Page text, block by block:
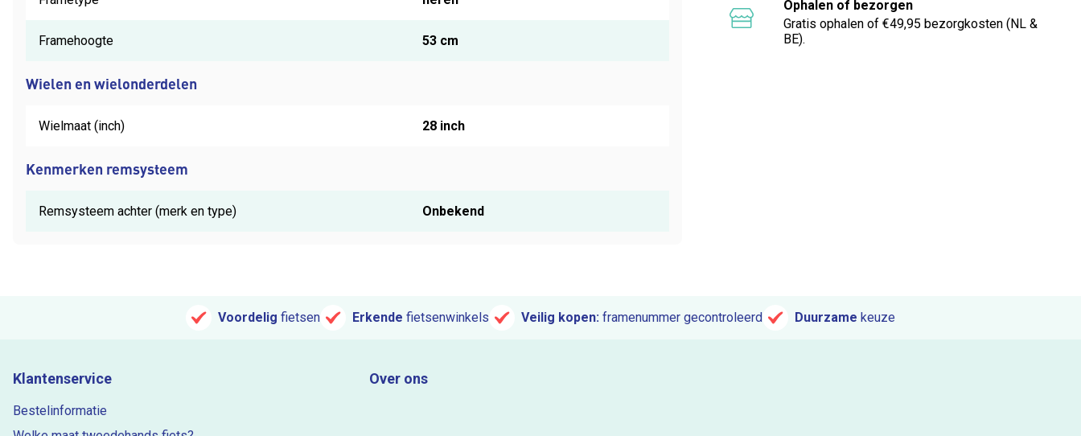
Framehoogte 53 cm
Wielen en wielonderdelen
Wielmaat (inch) 28 inch
Kenmerken remsysteem
Remsysteem achter (merk en type) Onbekend
Ophalen of bezorgen
Gratis ophalen of €49,95 bezorgkosten (NL &
BE).
Voordelig fietsen Erkende fietsenwinkels Veilig kopen: framenummer gecontroleerd Duurzame keuze
Klantenservice
Bestelinformatie
Over ons